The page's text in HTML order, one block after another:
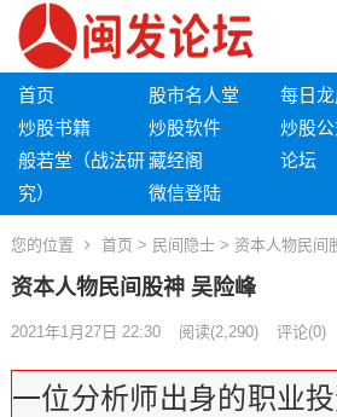
首页 股市名人堂 每日
炒股书籍
炒股软件 炒股
般若堂（战法研
究）
藏经阁 论坛
微信登陆
您的位置 首页 > 民间隐士 > 资本人物民间
资本人物民间股神 吴险峰
2021年1月27日 22:30 阅读(2,290) 评论(0)
一位分析师出身的职业